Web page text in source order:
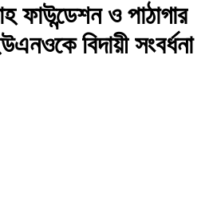
ফাউন্ডেশন ও পাঠাগার
বিদায়ী সংবর্ধনা